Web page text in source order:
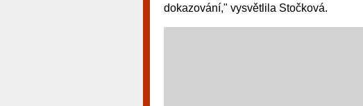
dokazování," vysvětlila Stočková.